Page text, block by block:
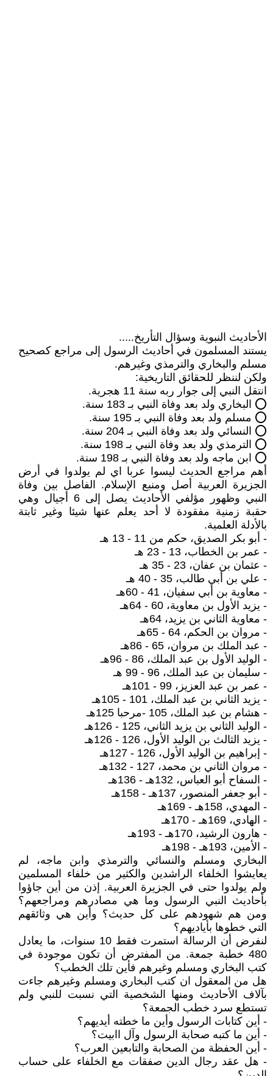
الأحاديث النبوية وسؤال التأريخ.....
يستند المسلمون في أحاديث الرسول إلى مراجع كصحيح
مسلم والبخاري والترمذي وغيرهم.
ولكن لننظر للحقائق التاريخية:
انتقل النبي إلى جوار ربه سنة 11 هجرية.
⭕ البخاري ولد بعد وفاة النبي بـ 183 سنة.
⭕ مسلم ولد بعد وفاة النبي بـ 195 سنة.
⭕ النسائي ولد بعد وفاة النبي بـ 204 سنة.
⭕ الترمذي ولد بعد وفاة النبي بـ 198 سنة.
⭕ ابن ماجه ولد بعد وفاة النبي بـ 198 سنة.
أهم مراجع الحديث ليسوا عربا اي لم يولدوا في أرض
الجزيرة العربية أصل ومنبع الإسلام. الفاصل بين وفاة
النبي وظهور مؤلفي الأحاديث يصل إلى 6 أجيال وهي
حقبة زمنية مفقودة لا أحد يعلم عنها شيئا وغير ثابتة
بالأدلة العلمية.
- أبو بكر الصديق، حكم من 11 - 13 هـ
- عمر بن الخطاب، 13 - 23 هـ
- عثمان بن عفان، 23 - 35 هـ
- علي بن أبي طالب، 35 - 40 هـ
- معاوية بن أبي سفيان، 41 - 60هـ
- يزيد الأول بن معاوية، 60 - 64هـ
- معاوية الثاني بن يزيد، 64هـ
- مروان بن الحكم، 64 - 65هـ
- عبد الملك بن مروان، 65 - 86هـ
- الوليد الأول بن عبد الملك، 86 - 96هـ
- سليمان بن عبد الملك، 96 - 99 هـ
- عمر بن عبد العزيز، 99 - 101هـ
- يزيد الثاني بن عبد الملك، 101 - 105هـ
- هشام بن عبد الملك، 105 -مرحبا 125هـ
- الوليد الثاني بن يزيد الثاني، 125 - 126هـ
- يزيد الثالث بن الوليد الأول، 126 - 126هـ
- إبراهيم بن الوليد الأول، 126 - 127هـ
- مروان الثاني بن محمد، 127 - 132هـ
- السفاح أبو العباس، 132هـ - 136هـ
- أبو جعفر المنصور، 137هـ - 158هـ
- المهدي، 158هـ - 169هـ
- الهادي، 169هـ - 170هـ
- هارون الرشيد، 170هـ - 193هـ
- الأمين، 193هـ - 198هـ
البخاري ومسلم والنسائي والترمذي وابن ماجه، لم
يعايشوا الخلفاء الراشدين والكثير من خلفاء المسلمين
ولم يولدوا حتى في الجزيرة العربية. إذن من أين جاؤوا
بأحاديث النبي الرسول وما هي مصادرهم ومراجعهم؟
ومن هم شهودهم على كل حديث؟ وأين هي وثائقهم
التي خطوها بأياديهم؟
لنفرض أن الرسالة استمرت فقط 10 سنوات، ما يعادل
480 خطبة جمعة. من المفترض أن تكون موجودة في
كتب البخاري ومسلم وغيرهم فأين تلك الخطب؟
هل من المعقول ان كتب البخاري ومسلم وغيرهم جاءت
بآلاف الأحاديث ومنها الشخصية التي نسبت للنبي ولم
تستطع سرد خطب الجمعة؟
- أين كتابات الرسول وأين ما خطته أيديهم؟
- أين ما كتبه صحابة الرسول وآل اابيت؟
- أين الحفظة من الصحابة والتابعين العرب؟
- هل عقد رجال الدين صفقات مع الخلفاء على حساب